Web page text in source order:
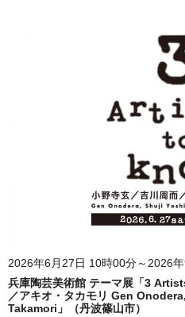
2026年6月27日 10時00分～2026
兵庫陶芸美術館 テーマ展「3
／アキオ・タカモリ Gen
Takamori」（丹波篠山市）